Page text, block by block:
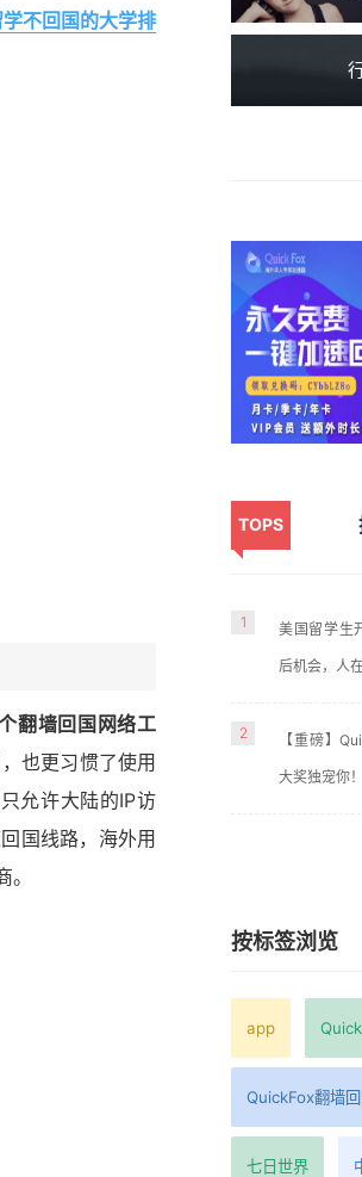
不回国的大学排
翻墙回国网络工
也更习惯了使用
允许大陆的IP访
国线路，海外用
TOPS
1 美国留学生
后机会，人
2 【重磅】
大奖独宠你！
按标签浏览
app
QuickFox翻墙
七日世界